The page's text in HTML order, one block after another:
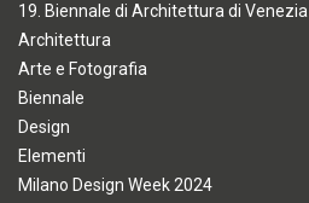
19. Biennale di Architettura di Venezia
Architettura
Arte e Fotografia
Biennale
Design
Elementi
Milano Design Week 2024